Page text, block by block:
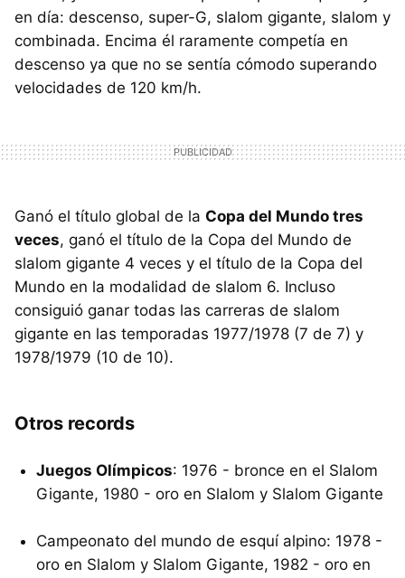
en día: descenso, super-G, slalom gigante, slalom y
combinada. Encima él raramente competía en
descenso ya que no se sentía cómodo superando
velocidades de 120 km/h.
Ganó el título global de la Copa del Mundo tres
veces, ganó el título de la Copa del Mundo de
slalom gigante 4 veces y el título de la Copa del
Mundo en la modalidad de slalom 6. Incluso
consiguió ganar todas las carreras de slalom
gigante en las temporadas 1977/1978 (7 de 7) y
1978/1979 (10 de 10).
Otros records
Juegos Olímpicos: 1976 - bronce en el Slalom
Gigante, 1980 - oro en Slalom y Slalom Gigante
Campeonato del mundo de esquí alpino: 1978 -
oro en Slalom y Slalom Gigante, 1982 - oro en